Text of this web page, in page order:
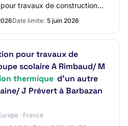
travaux de construction
Date limite: 5 juin 2026
pour travaux de
scolaire A Rimbaud/ M
thermique d'un autre
J Prévert à Barbazan
· France